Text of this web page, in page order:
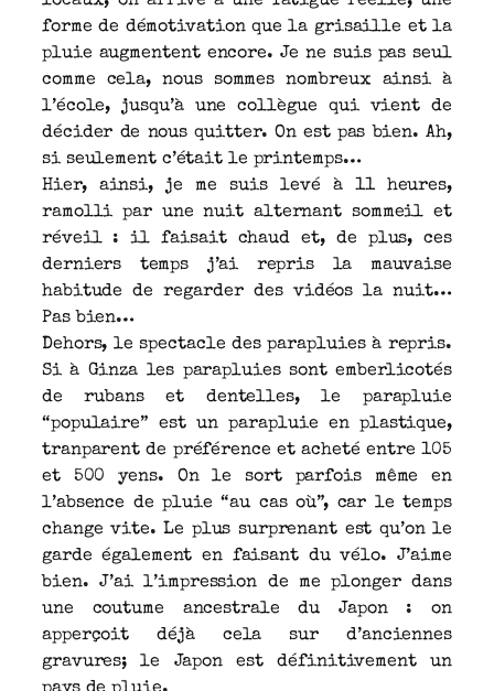
forme de démotivation que la grisaille et la
pluie augmentent encore. Je ne suis pas seul
comme cela, nous sommes nombreux ainsi à
l’école, jusqu’à une collègue qui vient de
décider de nous quitter. On est pas bien. Ah,
si seulement c’était le printemps…
Hier, ainsi, je me suis levé à 11 heures,
ramolli par une nuit alternant sommeil et
réveil : il faisait chaud et, de plus, ces
derniers temps j’ai repris la mauvaise
habitude de regarder des vidéos la nuit…
Pas bien…
Dehors, le spectacle des parapluies à repris.
Si à Ginza les parapluies sont emberlicotés
de rubans et dentelles, le parapluie
“populaire” est un parapluie en plastique,
tranparent de préférence et acheté entre 105
et 500 yens. On le sort parfois même en
l’absence de pluie “au cas où”, car le temps
change vite. Le plus surprenant est qu’on le
garde également en faisant du vélo. J’aime
bien. J’ai l’impression de me plonger dans
une coutume ancestrale du Japon : on
apperçoit déjà cela sur d’anciennes
gravures; le Japon est définitivement un